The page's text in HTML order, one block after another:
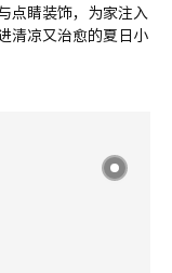
点睛装饰，为家注入
清凉又治愈的夏日小